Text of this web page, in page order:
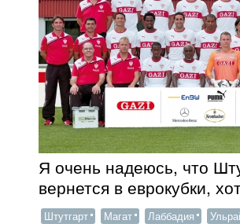
Я очень надеюсь, что
вернется в еврокубки,
Штутгарт Магат Лаббадия